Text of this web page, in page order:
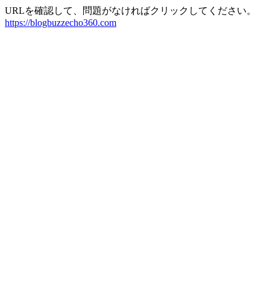
URLを確認して、問題がなければクリックしてください。
https://blogbuzzecho360.com